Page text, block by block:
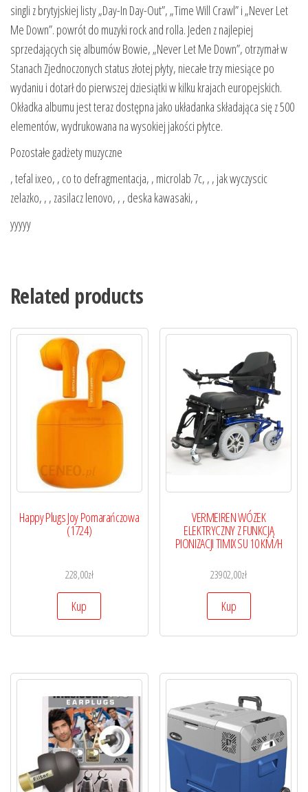
singli z brytyjskiej listy „Day-In Day-Out”, „Time Will Crawl” i „Never Let
Me Down”. powrót do muzyki rock and rolla. Jeden z najlepiej
sprzedających się albumów Bowie, „Never Let Me Down”, otrzymał w
Stanach Zjednoczonych status złotej płyty, niecałe trzy miesiące po
wydaniu i dotarł do pierwszej dziesiątki w kilku krajach europejskich.
Okładka albumu jest teraz dostępna jako układanka składająca się z 500
elementów, wydrukowana na wysokiej jakości płytce.
Pozostałe gadżety muzyczne
, tefal ixeo, , co to defragmentacja, , microlab 7c, , , jak wyczyscic
zelazko, , , zasilacz lenovo, , , deska kawasaki, ,
yyyyy
Related products
Happy Plugs Joy Pomarańczowa
(1724)
228,00zł
Kup
VERMEIREN WÓZEK
ELEKTRYCZNY Z FUNKCJĄ
PIONIZACJI TIMIX SU 10 KM/H
23902,00zł
Kup